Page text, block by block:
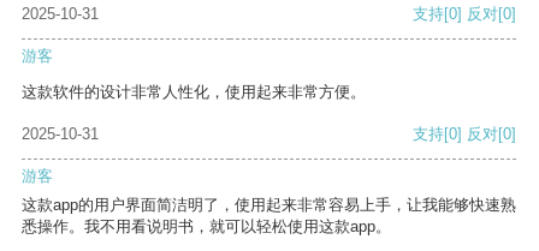
2025-10-31 支持[0] 反对[0]
游客
这款软件的设计非常人性化，使用起来非常方便。
2025-10-31 支持[0] 反对[0]
游客
这款app的用户界面简洁明了，使用起来非常容易上手，让我能够快速熟
悉操作。我不用看说明书，就可以轻松使用这款app。